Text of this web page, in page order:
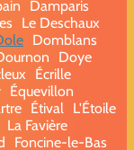
Damparis
Le Deschaux
Domblans
Doye
Écrille
Équevillon
Étival
L'Étoile
La Favière
Foncine-le-Bas